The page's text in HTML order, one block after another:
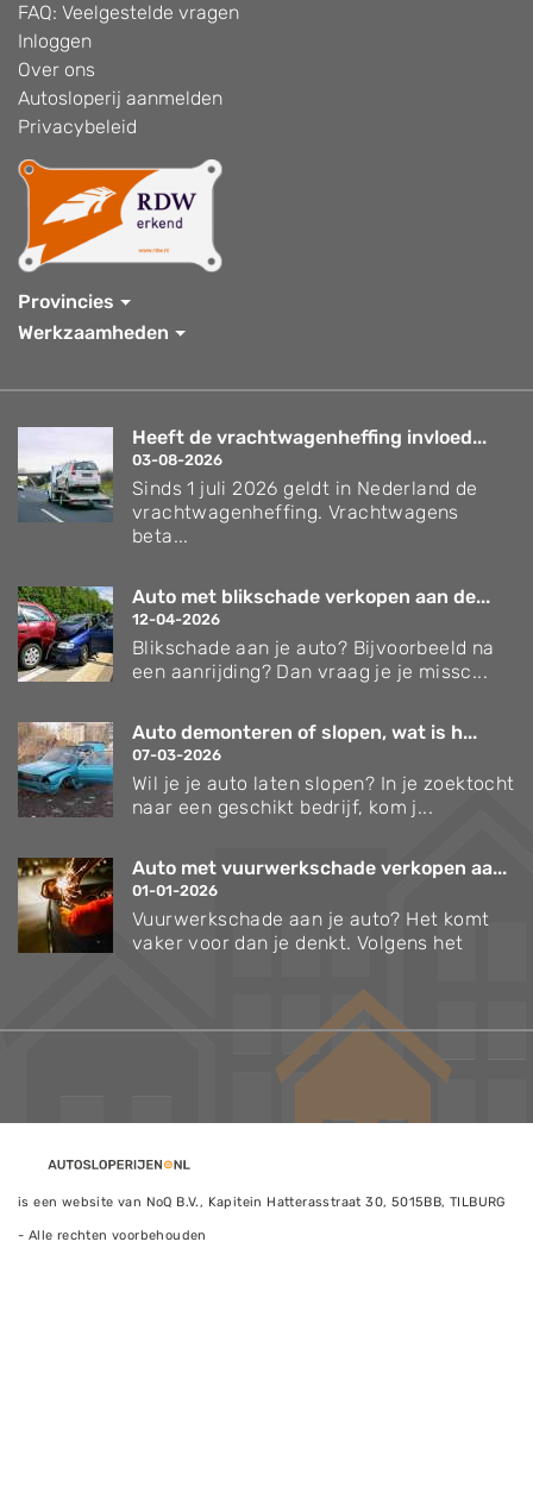
FAQ: Veelgestelde vragen
Inloggen
Over ons
Autosloperij aanmelden
Privacybeleid
Provincies
Werkzaamheden
Heeft de vrachtwagenheffing invloed...
03-08-2026
Sinds 1 juli 2026 geldt in Nederland de
vrachtwagenheffing. Vrachtwagens
beta...
Auto met blikschade verkopen aan de...
12-04-2026
Blikschade aan je auto? Bijvoorbeeld na
een aanrijding? Dan vraag je je missc...
Auto demonteren of slopen, wat is h...
07-03-2026
Wil je je auto laten slopen? In je zoektocht
naar een geschikt bedrijf, kom j...
Auto met vuurwerkschade verkopen aa...
01-01-2026
Vuurwerkschade aan je auto? Het komt
vaker voor dan je denkt. Volgens het
is een website van NoQ B.V., Kapitein Hatterasstraat 30, 5015BB, TILBURG
- Alle rechten voorbehouden